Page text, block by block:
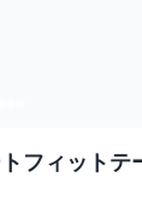
フィットテ